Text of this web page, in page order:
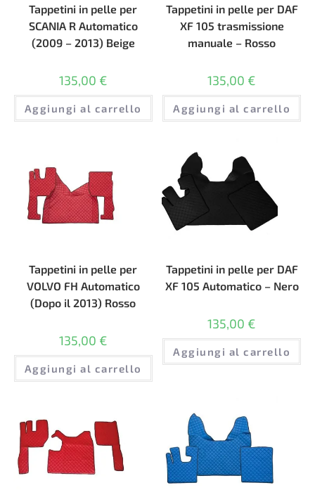
Tappetini in pelle per
SCANIA R Automatico
(2009 – 2013) Beige
135,00 €
Aggiungi al carrello
Tappetini in pelle per DAF
XF 105 trasmissione
manuale – Rosso
135,00 €
Aggiungi al carrello
Tappetini in pelle per
VOLVO FH Automatico
(Dopo il 2013) Rosso
135,00 €
Aggiungi al carrello
Tappetini in pelle per DAF
XF 105 Automatico – Nero
135,00 €
Aggiungi al carrello